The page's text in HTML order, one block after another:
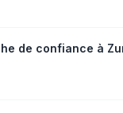
de confiance à